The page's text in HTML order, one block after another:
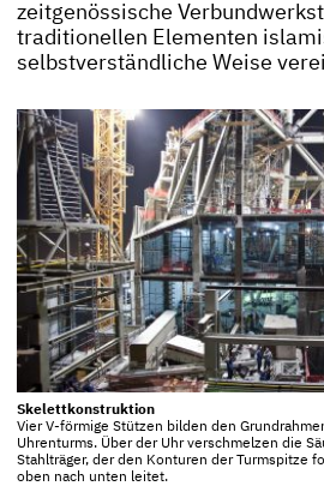
zeitgenössische
traditionellen Elementen
selbstverständliche Weise
Skelettkonstruktion
Vier V-förmige Stützen bilden den
Uhrenturms. Über der Uhr verschmelzen die
Stahlträger, der den Konturen der Turmspitze
oben nach unten leitet.